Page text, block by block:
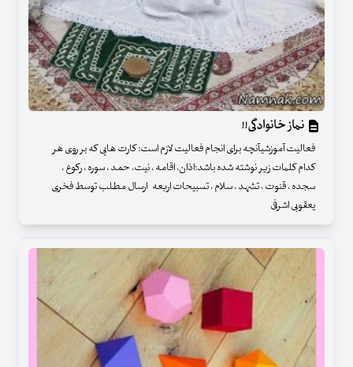
نماز خانوادگی!!
فعالیت آموزشیآنچه برای انجام فعالیت لازم است: کارت هایی که بر روی هر
کدام کلمات زیر نوشته شده باشد:اذان، اقامه ، نیت، حمد ، سوره ، رکوع ،
سجده ، قنوت ، تشهد ، سلام ، تسبیحات اربعه ارسال مطلب توسط فخری
یعقوبی اشرفی